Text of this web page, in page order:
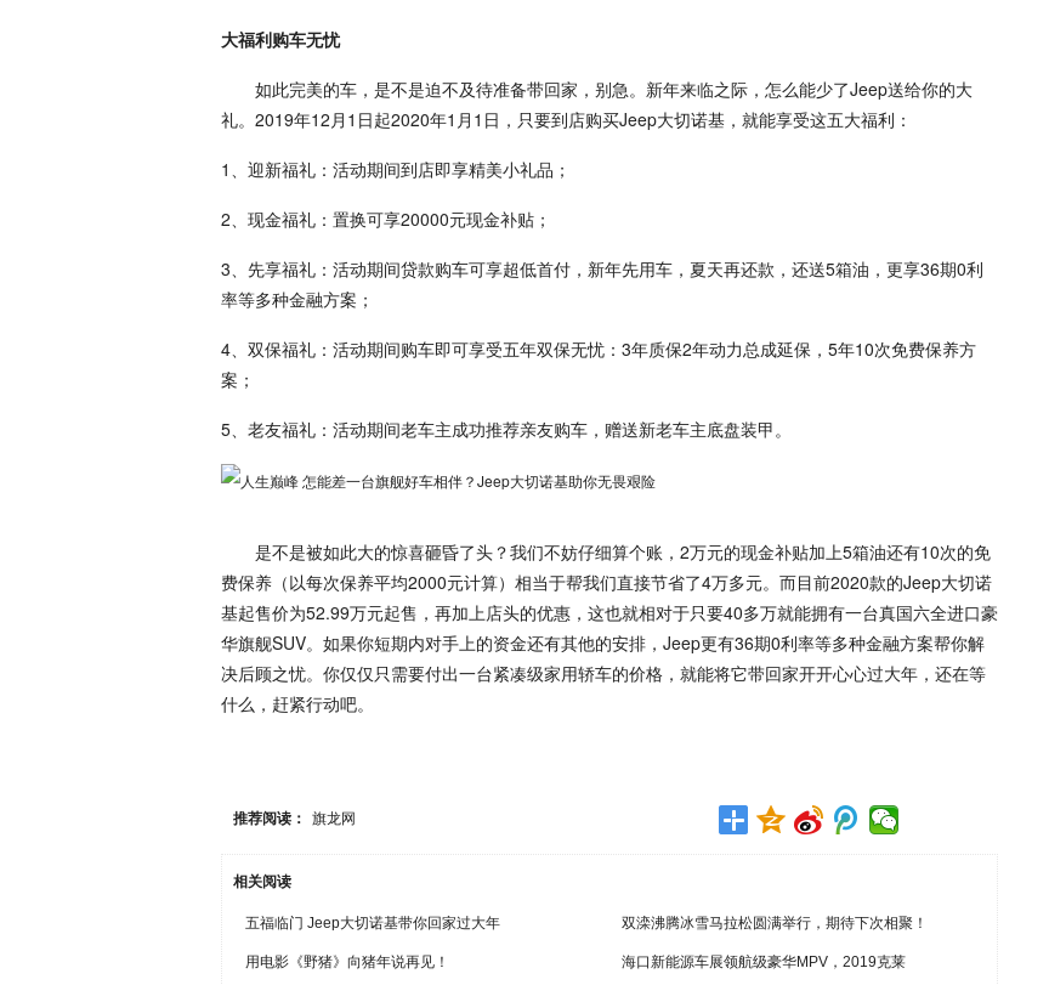
大福利购车无忧
如此完美的车，是不是迫不及待准备带回家，别急。新年来临之际，怎么能少了Jeep送给你的大
礼。2019年12月1日起2020年1月1日，只要到店购买Jeep大切诺基，就能享受这五大福利：
1、迎新福礼：活动期间到店即享精美小礼品；
2、现金福礼：置换可享20000元现金补贴；
3、先享福礼：活动期间贷款购车可享超低首付，新年先用车，夏天再还款，还送5箱油，更享36期0利
率等多种金融方案；
4、双保福礼：活动期间购车即可享受五年双保无忧：3年质保2年动力总成延保，5年10次免费保养方
案；
5、老友福礼：活动期间老车主成功推荐亲友购车，赠送新老车主底盘装甲。
是不是被如此大的惊喜砸昏了头？我们不妨仔细算个账，2万元的现金补贴加上5箱油还有10次的免
费保养（以每次保养平均2000元计算）相当于帮我们直接节省了4万多元。而目前2020款的Jeep大切诺
基起售价为52.99万元起售，再加上店头的优惠，这也就相对于只要40多万就能拥有一台真国六全进口豪
华旗舰SUV。如果你短期内对手上的资金还有其他的安排，Jeep更有36期0利率等多种金融方案帮你解
决后顾之忧。你仅仅只需要付出一台紧凑级家用轿车的价格，就能将它带回家开开心心过大年，还在等
什么，赶紧行动吧。
推荐阅读： 旗龙网
相关阅读
五福临门 Jeep大切诺基带你回家过大年 双滦沸腾冰雪马拉松圆满举行，期待下次相聚！
用电影《野猪》向猪年说再见！ 海口新能源车展领航级豪华MPV，2019克莱